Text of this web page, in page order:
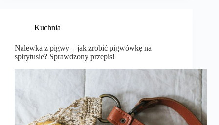
Kuchnia
Nalewka z pigwy – jak zrobić pigwówkę na
spirytusie? Sprawdzony przepis!